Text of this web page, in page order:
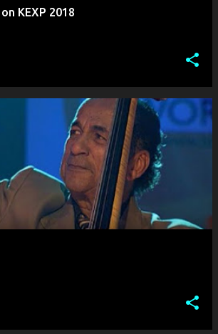
KEXP 2018